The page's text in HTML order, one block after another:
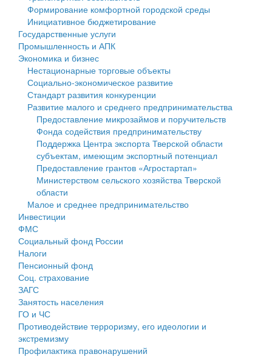
Государственные услуги
Промышленность и АПК
Экономика и бизнес
Символика
Устав
Гостям округа
Туризм
Культура
Образование
Здравоохранение
Социальная защита
Фотоальбом
муниципального округа Тверской области
Администрация Кашинского муниципального округа
Тверской области
Управление сельскими территориями
Открытые данные
Работа с обращениями граждан
Муниципальный контроль
Муниципальные услуги
Проекты административных регламентов
Антимонопольный комплаенс
Противодействие коррупции
Финансовое управление
Бюджет для граждан
Имущество
Выявление правообладателей ранее учтенных
объектов недвижимости
Имущественная поддержка субъектов малого и
среднего предпринимательства
Информационная поддержка субъектов малого и
среднего предпринимательства
Муниципальные программы
Контрольно-счетная палата
Персональные данные
Оценка регулирующего воздействия
Деятельность МУ
Формирование комфортной городской среды
Инициативное бюджетирование
Государственные услуги
Промышленность и АПК
Экономика и бизнес
Нестационарные торговые объекты
Социально-экономическое развитие
Стандарт развития конкуренции
Развитие малого и среднего предпринимательства
Предоставление микрозаймов и поручительств
Фонда содействия предпринимательству
Поддержка Центра экспорта Тверской области
субъектам, имеющим экспортный потенциал
Предоставление грантов «Агростартап»
Министерством сельского хозяйства Тверской
области
Малое и среднее предпринимательство
Инвестиции
ФМС
Социальный фонд России
Налоги
Пенсионный фонд
Соц. страхование
ЗАГС
Занятость населения
ГО и ЧС
Противодействие терроризму, его идеологии и
экстремизму
Профилактика правонарушений